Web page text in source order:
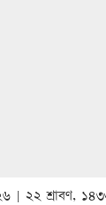
| ২২ শ্রাবণ,